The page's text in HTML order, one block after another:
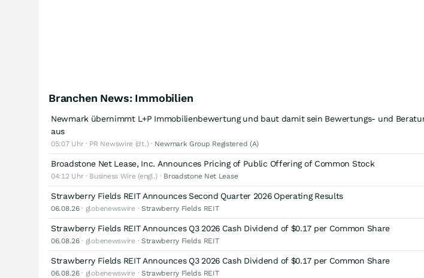
Branchen News: Immobilien
Newmark übernimmt L+P Immobilienbewertung und baut damit sein Bewertungs- und
aus
05:07 Uhr · PR Newswire (dt.) · Newmark Group Registered (A)
Broadstone Net Lease, Inc. Announces Pricing of Public Offering of Common Stock
04:12 Uhr · Business Wire (engl.) · Broadstone Net Lease
Strawberry Fields REIT Announces Second Quarter 2026 Operating Results
06.08.26· globenewswire · Strawberry Fields REIT
Strawberry Fields REIT Announces Q3 2026 Cash Dividend of $0.17 per Common Share
06.08.26· globenewswire · Strawberry Fields REIT
Strawberry Fields REIT Announces Q3 2026 Cash Dividend of $0.17 per Common Share
06.08.26· globenewswire · Strawberry Fields REIT